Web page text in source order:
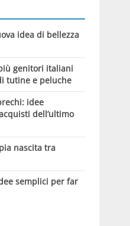
idea di bellezza
genitori italiani
tutine e peluche
idee
dell’ultimo
nascita tra
semplici per far